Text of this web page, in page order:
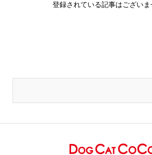
登録されている記事はございま